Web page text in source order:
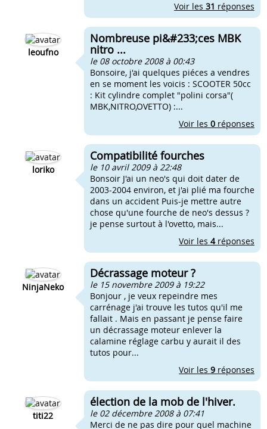
Voir les 31 réponses
leoufno
Nombreuse pi&#233;ces MBK
nitro ...
le 08 octobre 2008 à 00:43
Bonsoire, j'ai quelques piéces a vendres
en se moment les voicis : SCOOTER 50cc
: Kit cylindre complet "polini corsa"(
MBK,NITRO,OVETTO) :...
Voir les 0 réponses
loriko
Compatibilité fourches
le 10 avril 2009 à 22:48
Bonsoir J'ai un neo's qui doit dater de
2003-2004 environ, et j'ai plié ma fourche
dans un accident Puis-je mettre autre
chose qu'une fourche de neo's dessus ?
je pense surtout à l'ovetto, mais...
Voir les 4réponses
NinjaNeko
Décrassage moteur ?
le 15 novembre 2009 à 19:22
Bonjour , je veux repeindre mes
carrénage j'ai trouve les tutos qu'il me
fallait . Mais en passant je pense faire
un décrassage moteur enlever la
calamine réglage carbu y aurait il des
tutos pour...
Voir les 9 réponses
titi22
élection de la mob de l'hiver.
le 02 décembre 2008 à 07:41
Merci de ne pas dire pour quel machine